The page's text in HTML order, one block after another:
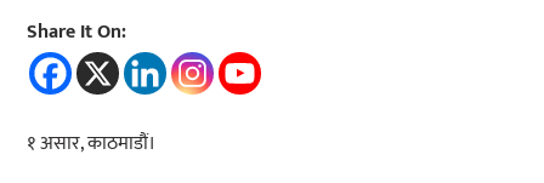
Share It On:
१ असार, काठमाडौं।